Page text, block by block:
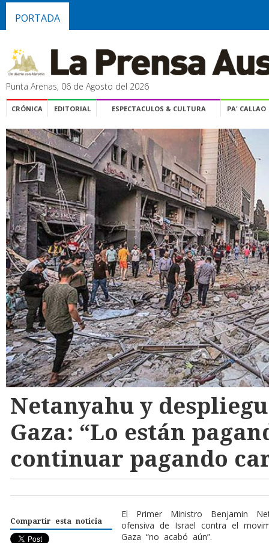
PORTADA
Punta Arenas, 06 de Agosto del 2026
CRÓNICA EDITORIAL ESPECTACULOS & CULTURA PA' CALLAO
Netanyahu y
Gaza: “Lo están
continuar pagando
Compartir esta noticia
El Primer Ministro Benjamin
ofensiva de Israel contra el
Gaza “no acabó aún”.